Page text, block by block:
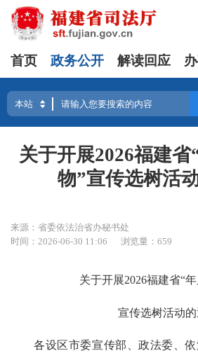
首页 政务公开 解读回应
关于开展2026福建省
物”宣传选树活
来源：省委依法治省办秘书处
时间：2026-06-30 11:06
浏览量：659
关于开展2026福建省“
宣传选树活动的
各设区市委宣传部、政法委、依